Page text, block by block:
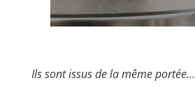
Ils sont issus de la même portée…